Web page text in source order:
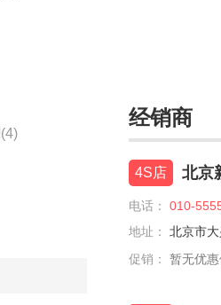
(4)
经销商
4S店 北京
电话：
010-
地址：
北京市
促销：
暂无优